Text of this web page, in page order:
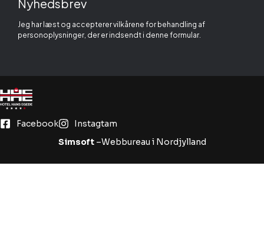
Nyhedsbrev
Jeg har læst og accepterer vilkårene for behandling af
personoplysninger, der er indsendt i denne formular.
Facebook
Instagtam
Simsoft–Webbureau i Nordjylland